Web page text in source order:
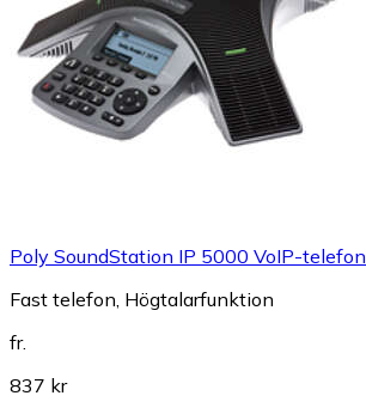
Poly SoundStation IP 5000 VoIP-telefon
Fast telefon, Högtalarfunktion
fr.
837 kr